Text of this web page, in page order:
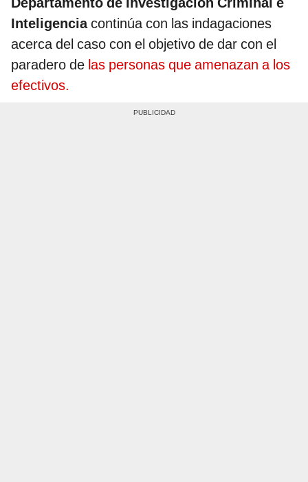
Inteligenciacontinúa con las indagaciones
acerca del caso con el objetivo de dar con el
paradero de las personas que amenazan a los
efectivos.